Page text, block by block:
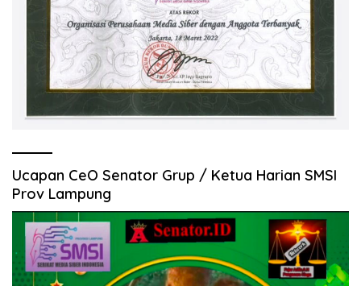
Ucapan CeO Senator Grup / Ketua Harian SMSI
Prov Lampung